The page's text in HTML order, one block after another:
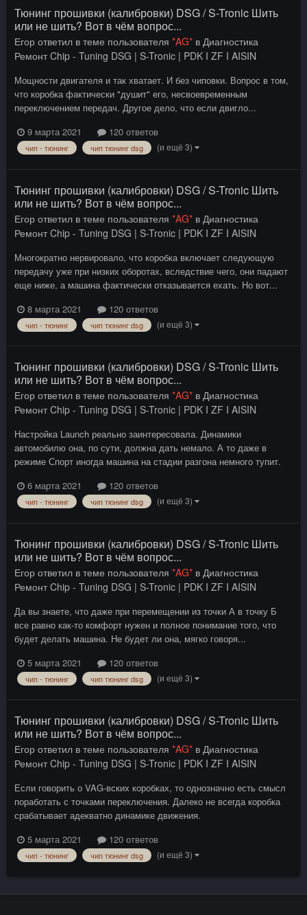
Тюнинг прошивки (калибровки) DSG / S-Tronic Шить
или не шить? Вот в чём вопрос...
Егор ответил в теме пользователя *AG* в Диагностика
Ремонт Chip - Tuning DSG | S-Tronic | PDK I ZF I AISIN
Мощности двигателя и так хватает. И без чиповки. Вопрос в том,
что коробка фактически "душит" его, несвоевременным
переключением передач. Другое дело, что если двигло...
9 марта 2021
120 ответов
чип - тюнинг чип тюнинг dsg (и ещё 3)
Тюнинг прошивки (калибровки) DSG / S-Tronic Шить
или не шить? Вот в чём вопрос...
Егор ответил в теме пользователя *AG* в Диагностика
Ремонт Chip - Tuning DSG | S-Tronic | PDK I ZF I AISIN
Многократно нервировало, что коробка включает следующую
передачу уже при низких оборотах, вследствие чего, они падают
еще ниже, а машина фактически отказывается ехать. Но вот...
8 марта 2021
120 ответов
чип - тюнинг чип тюнинг dsg (и ещё 3)
Тюнинг прошивки (калибровки) DSG / S-Tronic Шить
или не шить? Вот в чём вопрос...
Егор ответил в теме пользователя *AG* в Диагностика
Ремонт Chip - Tuning DSG | S-Tronic | PDK I ZF I AISIN
Настройка Launch реально заинтересовала. Динамики
автомобилю она, по сути, должна дать немало. А то даже в
режиме Спорт иногда машина на стадии разгона немного тупит.
6 марта 2021
120 ответов
чип - тюнинг чип тюнинг dsg (и ещё 3)
Тюнинг прошивки (калибровки) DSG / S-Tronic Шить
или не шить? Вот в чём вопрос...
Егор ответил в теме пользователя *AG* в Диагностика
Ремонт Chip - Tuning DSG | S-Tronic | PDK I ZF I AISIN
Да вы знаете, что даже при перемещении из точки А в точку Б
все равно как-то комфорт нужен и полное понимание того, что
будет делать машина. Не будет ли она, мягко говоря...
5 марта 2021
120 ответов
чип - тюнинг чип тюнинг dsg (и ещё 3)
Тюнинг прошивки (калибровки) DSG / S-Tronic Шить
или не шить? Вот в чём вопрос...
Егор ответил в теме пользователя *AG* в Диагностика
Ремонт Chip - Tuning DSG | S-Tronic | PDK I ZF I AISIN
Если говорить о VAG-вских коробках, то однозначно есть смысл
поработать с точками переключения. Далеко не всегда коробка
срабатывает адекватно динамике движения.
5 марта 2021
120 ответов
чип - тюнинг чип тюнинг dsg (и ещё 3)